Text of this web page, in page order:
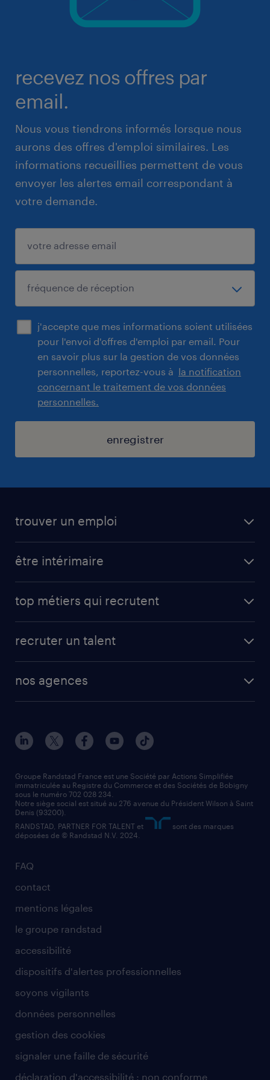
recevez nos offres par
email.
Nous vous tiendrons informés lorsque nous
aurons des offres d'emploi similaires. Les
informations recueillies permettent de vous
envoyer les alertes email correspondant à
votre demande.
j'accepte que mes informations soient utilisées
pour l'envoi d'offres d'emploi par email. Pour
en savoir plus sur la gestion de vos données
personnelles, reportez-vous à la notification
concernant le traitement de vos données
personnelles.
enregistrer
trouver un emploi
créer un compte candidat
être intérimaire
app talent / portail web
top métiers qui recrutent
manutentionnaire
assistant administratif
comptable
recruter un talent
solutions opérationnelles
contact entreprise
faq intérim / recrutement
nos agences
nos agences par ville
nos agences par région
nos cabinets de recrutement
FAQ
contact
mentions légales
le groupe randstad
accessibilité
dispositifs d'alertes professionnelles
soyons vigilants
données personnelles
gestion des cookies
signaler une faille de sécurité
déclaration d'accessibilité : non conforme
Groupe Randstad France est une Société par Actions Simplifiée
immatriculée au Registre du Commerce et des Sociétés de Bobigny
sous le numéro 702 028 234.
Notre siège social est situé au 276 avenue du Président Wilson à Saint
Denis (93200).
RANDSTAD, PARTNER FOR TALENT et
sont des marques
déposées de © Randstad N.V. 2024.